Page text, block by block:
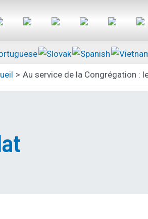
Au service de la Congrégation :